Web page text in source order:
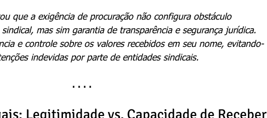
que a exigência de procuração não configura obstáculo
mas sim garantia de transparência e segurança jurídica.
e controle sobre os valores recebidos em seu nome, evitando-
indevidas por parte de entidades sindicais.
. . . .